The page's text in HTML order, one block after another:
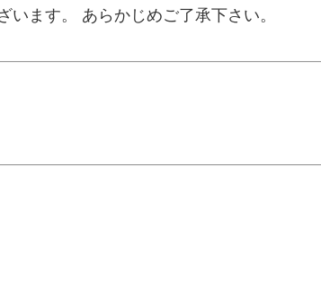
ます。 あらかじめご了承下さい。